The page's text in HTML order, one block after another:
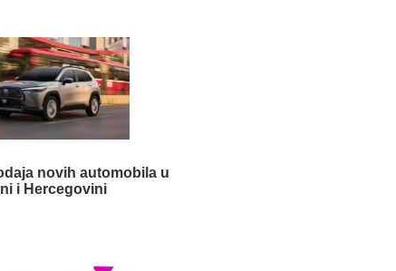
novih automobila u
i Hercegovini